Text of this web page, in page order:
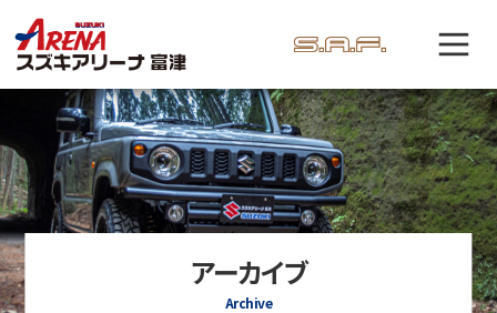
アーカイブ
Archive